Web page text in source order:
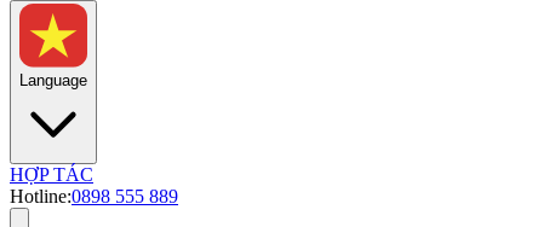
Language
HỢP TÁC
Hotline:0898 555 889